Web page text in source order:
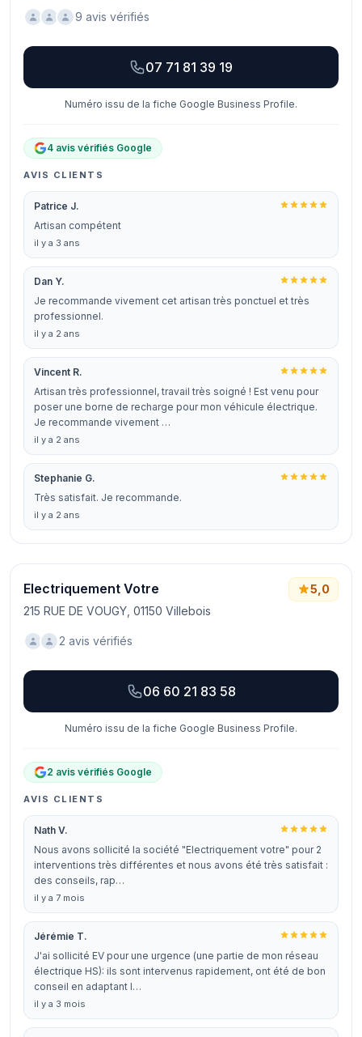
9 avis vérifiés
07 71 81 39 19
Numéro issu de la fiche Google Business Profile.
4 avis vérifiés Google
AVIS CLIENTS
Patrice J.
Artisan compétent
il y a 3 ans
Dan Y.
Je recommande vivement cet artisan très ponctuel et très
professionnel.
il y a 2 ans
Vincent R.
Artisan très professionnel, travail très soigné ! Est venu pour
poser une borne de recharge pour mon véhicule électrique.
Je recommande vivement …
il y a 2 ans
Stephanie G.
Très satisfait. Je recommande.
il y a 2 ans
Electriquement Votre
215 RUE DE VOUGY, 01150 Villebois
5,0
2 avis vérifiés
06 60 21 83 58
Numéro issu de la fiche Google Business Profile.
2 avis vérifiés Google
AVIS CLIENTS
Nath V.
Nous avons sollicité la société "Electriquement votre" pour 2
interventions très différentes et nous avons été très satisfait :
des conseils, rap…
il y a 7 mois
Jérémie T.
J'ai sollicité EV pour une urgence (une partie de mon réseau
électrique HS): ils sont intervenus rapidement, ont été de bon
conseil en adaptant l…
il y a 3 mois